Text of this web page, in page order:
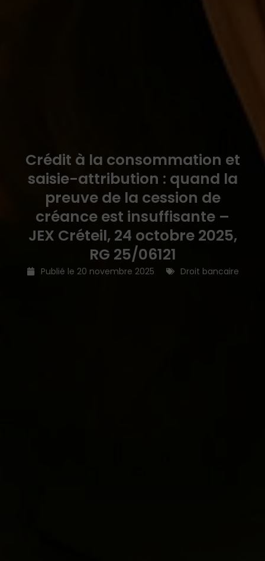
Crédit à la consommation et
saisie-attribution : quand la
preuve de la cession de
créance est insuffisante –
JEX Créteil, 24 octobre 2025,
RG 25/06121
Publié le 20 novembre 2025 Droit bancaire